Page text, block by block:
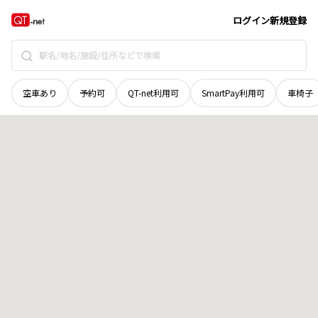
ログイン新規登録
空車あり 予約可 QT-net利用可 SmartPay利用可 車椅子
島根県